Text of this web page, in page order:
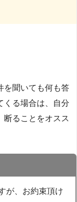
を聞いても何も答
くる場合は、自分
断ることをオスス
が、お約束頂け